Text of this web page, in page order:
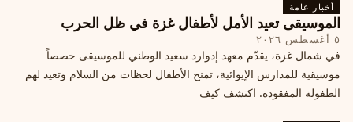
أخبار عامة
الموسيقى تعيد الأمل لأطفال غزة في ظل الحرب
٥ أغسطس ٢٠٢٦
في شمال غزة، يقدّم معهد إدوارد سعيد الوطني للموسيقى حصصاً
موسيقية للمدارس الإيوائية، تمنح الأطفال لحظات من السلام وتعيد لهم
الطفولة المفقودة. اكتشف كيف